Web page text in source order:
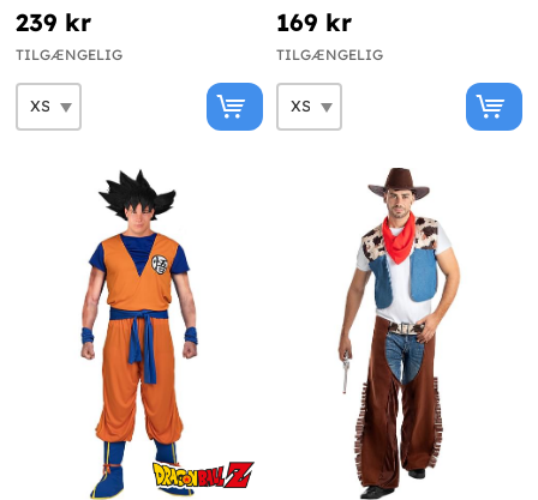
239 kr
TILGÆNGELIG
169 kr
TILGÆNGELIG